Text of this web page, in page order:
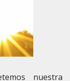
nuestra